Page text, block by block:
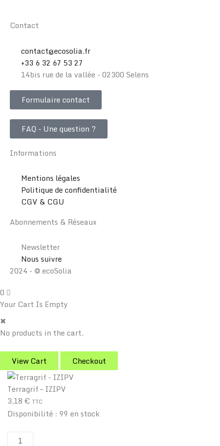
Contact
contact@ecosolia.fr
+33 6 32 67 53 27
14bis rue de la vallée - 02300 Selens
Formulaire contact
FAQ - Une question ?
Informations
Mentions légales
Politique de confidentialité
CGV & CGU
Abonnements & Réseaux
Newsletter
Nous suivre
2024 - © ecoSolia
0
Your Cart Is Empty
✖
No products in the cart.
View Cart Checkout
Terragrif – IZIPV
3,18 € TTC
Disponibilité : 99 en stock